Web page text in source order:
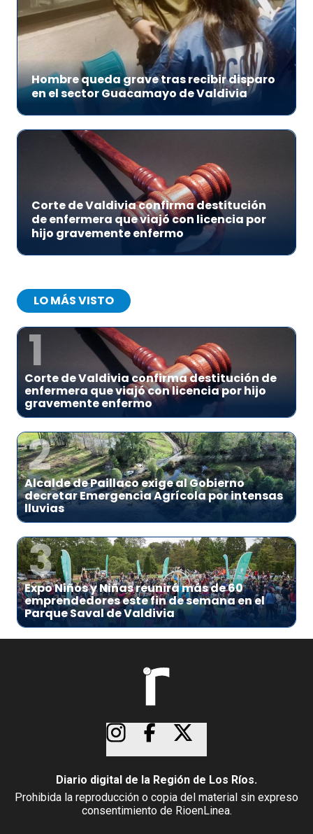
Hombre queda grave tras recibir disparo
en el sector Guacamayo de Valdivia
Corte de Valdivia confirma destitución
de enfermera que viajó con licencia por
hijo gravemente enfermo
LO MÁS VISTO
1
Corte de Valdivia confirma destitución de
enfermera que viajó con licencia por hijo
gravemente enfermo
2
Alcalde de Paillaco exige al Gobierno
decretar Emergencia Agrícola por intensas
lluvias
3
Expo Niños y Niñas reunirá más de 60
emprendedores este fin de semana en el
Parque Saval de Valdivia
Diario digital de la Región de Los Ríos.
Prohibida la reproducción o copia del material sin expreso
consentimiento de RioenLinea.